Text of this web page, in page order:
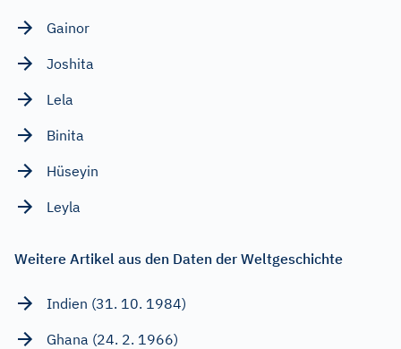
Gainor
Joshita
Lela
Binita
Hüseyin
Leyla
Weitere Artikel aus den Daten der Weltgeschichte
Indien (31. 10. 1984)
Ghana (24. 2. 1966)